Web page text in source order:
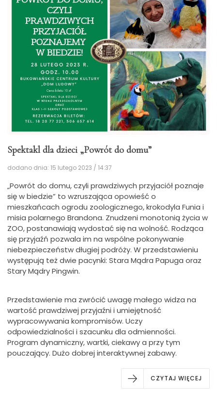
Spektakl dla dzieci „Powrót do domu”
dodano dnia: 15 lutego 2023 / 14:37
„Powrót do domu, czyli prawdziwych przyjaciół poznaje
się w biedzie” to wzruszająca opowieść o
mieszkańcach ogrodu zoologicznego, krokodyla Funia i
misia polarnego Brandona. Znudzeni monotonią życia w
ZOO, postanawiają wydostać się na wolność. Rodząca
się przyjaźń pozwala im na wspólne pokonywanie
niebezpieczeństw długiej podróży. W przedstawieniu
występują też dwie pacynki: Stara Mądra Papuga oraz
Stary Mądry Pingwin.
Przedstawienie ma zwrócić uwagę małego widza na
wartość prawdziwej przyjaźni i umiejętność
wypracowywania kompromisów. Uczy
odpowiedzialności i szacunku dla odmienności.
Program dynamiczny, wartki, ciekawy a przy tym
pouczający. Dużo dobrej interaktywnej zabawy.
CZYTAJ WIĘCEJ